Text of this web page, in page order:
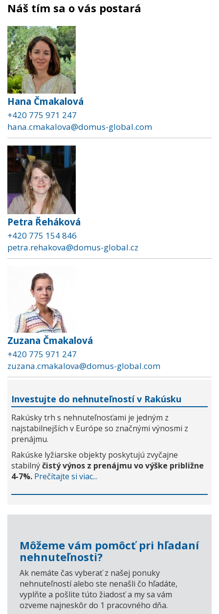
Náš tím sa o vás postará
Hana Čmakalová
+420 775 971 247
hana.cmakalova@domus-global.com
Petra Řeháková
+420 775 154 846
petra.rehakova@domus-global.cz
Zuzana Čmakalová
+420 775 971 247
zuzana.cmakalova@domus-global.com
Investujte do nehnuteľností v Rakúsku
Rakúsky trh s nehnuteľnosťami je jedným z
najstabilnejších v Európe so značnými výnosmi z
prenájmu.
Rakúske lyžiarske objekty poskytujú zvyčajne
stabilnýčistý výnos z prenájmu vo výške približne
4-7%. Prečítajte si viac...
Môžeme vám pomôcť pri hľadaní
nehnuteľnosti?
Ak nemáte čas vyberať z našej ponuky
nehnuteľností alebo ste nenašli čo hľadáte,
vyplňte a pošlite túto žiadosť a my sa vám
ozveme najneskôr do 1 pracovného dňa.